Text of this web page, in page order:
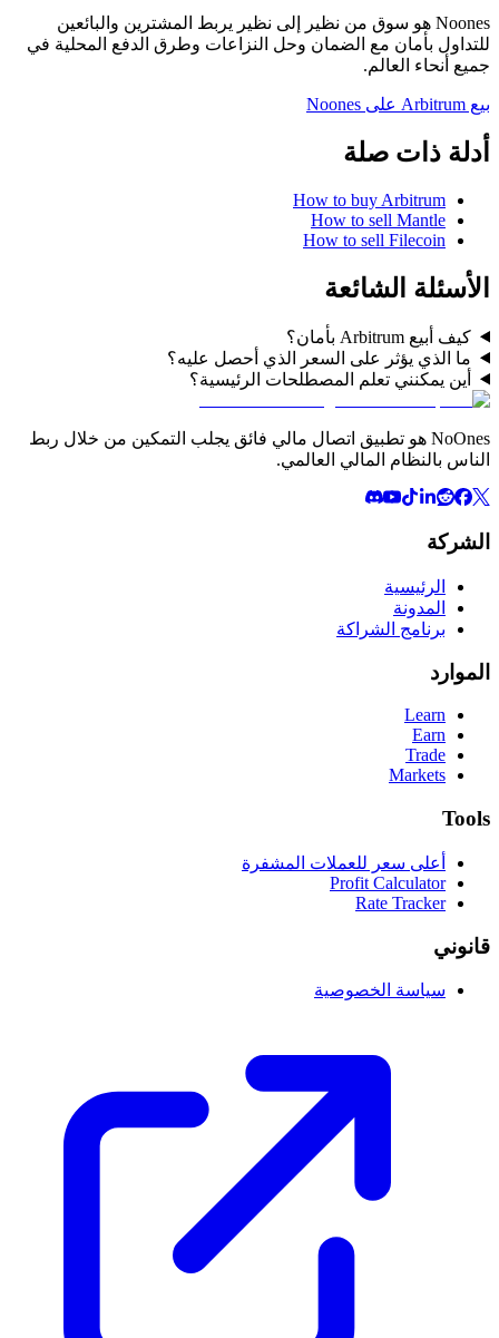
Noones هو سوق من نظير إلى نظير يربط المشترين والبائعين
للتداول بأمان مع الضمان وحل النزاعات وطرق الدفع المحلية في
جميع أنحاء العالم.
بيع Arbitrum على Noones
أدلة ذات صلة
How to buy Arbitrum
How to sell Mantle
How to sell Filecoin
الأسئلة الشائعة
كيف أبيع Arbitrum بأمان؟
ما الذي يؤثر على السعر الذي أحصل عليه؟
أين يمكنني تعلم المصطلحات الرئيسية؟
NoOnes هو تطبيق اتصال مالي فائق يجلب التمكين من خلال ربط
الناس بالنظام المالي العالمي.
الشركة
الرئيسية
المدونة
برنامج الشراكة
الموارد
Learn
Earn
Trade
Markets
Tools
أعلى سعر للعملات المشفرة
Profit Calculator
Rate Tracker
قانوني
سياسة الخصوصية